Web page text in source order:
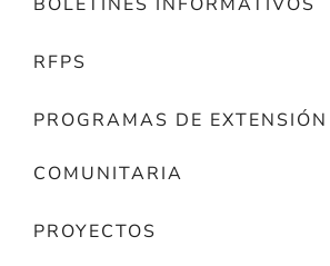
RFPS
PROGRAMAS DE EXTENSIÓN
COMUNITARIA
PROYECTOS